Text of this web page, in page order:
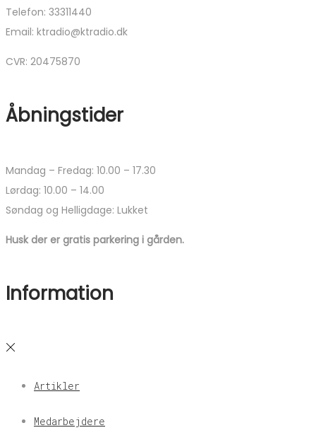
Telefon: 33311440
Email: ktradio@ktradio.dk
CVR: 20475870
Åbningstider
Mandag – Fredag: 10.00 – 17.30
Lørdag: 10.00 – 14.00
Søndag og Helligdage: Lukket
Husk der er gratis parkering i gården.
Information
Artikler
Medarbejdere